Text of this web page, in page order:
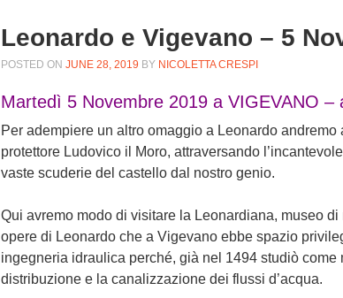
Leonardo e Vigevano – 5
POSTED ON JUNE 28, 2019 BY NICOLETTA CRESPI
Martedì 5 Novembre 2019 a VIGEVANO –
Per adempiere un altro omaggio a Leonardo
protettore Ludovico il Moro, attraversando
vaste scuderie del castello dal nostro genio.
Qui avremo modo di visitare la Leonardiana, museo
opere di Leonardo che a Vigevano ebbe spazio
ingegneria idraulica perché, già nel 1494 studiò
distribuzione e la canalizzazione dei flussi d’acqua.